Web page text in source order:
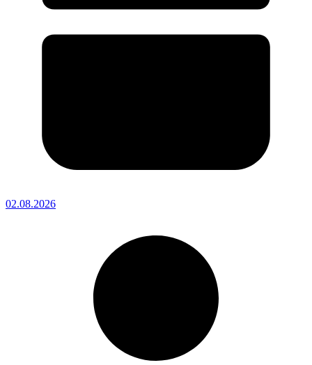
02.08.2026